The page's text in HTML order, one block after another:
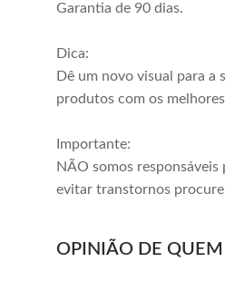
Garantia de 90 dias.
Dica:
Dê um novo visual para a
produtos com os
Importante:
NÃO somos
evitar transtornos
OPINIÃO DE